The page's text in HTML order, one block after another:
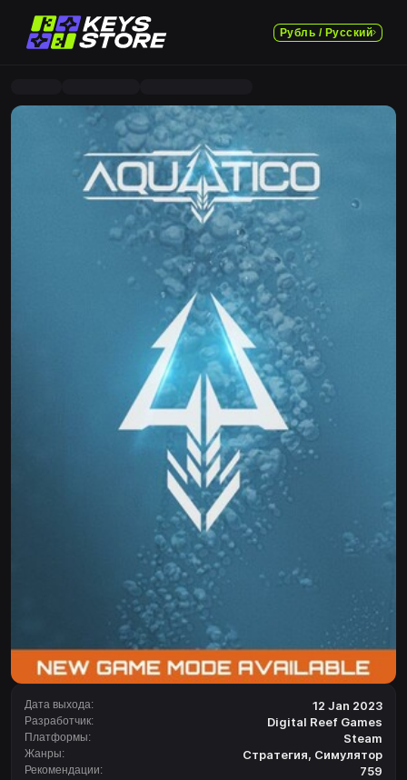
Рубль / Русский
Дата выхода: 12 Jan 2023
Разработчик: Digital Reef Games
Платформы: Steam
Жанры: Стратегия, Симулятор
Рекомендации: 759